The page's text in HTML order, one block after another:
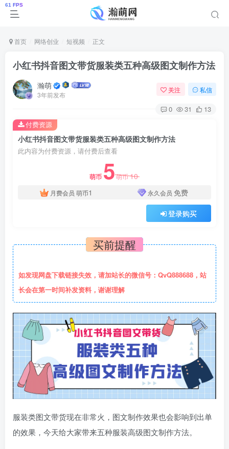
首页 网络创业 短视频 正文
小红书抖音图文带货服装类五种高级图文制作方法
瀚萌
3年前发布
关注 私信
0 31 13
小红书抖音图文带货服装类五种高级图文制作方法
此内容为付费资源，请付费后查看
萌币 5萌币10
月费会员 萌币1 永久会员 免费
登录购买
付费资源
买前提醒
如发现网盘下载链接失效，请加站长的微信号：QvQ888688，站
长会在第一时间补发资料，谢谢理解
服装类图文带货现在非常火，图文制作效果也会影响到出单
的效果，今天给大家带来五种服装高级图文制作方法。